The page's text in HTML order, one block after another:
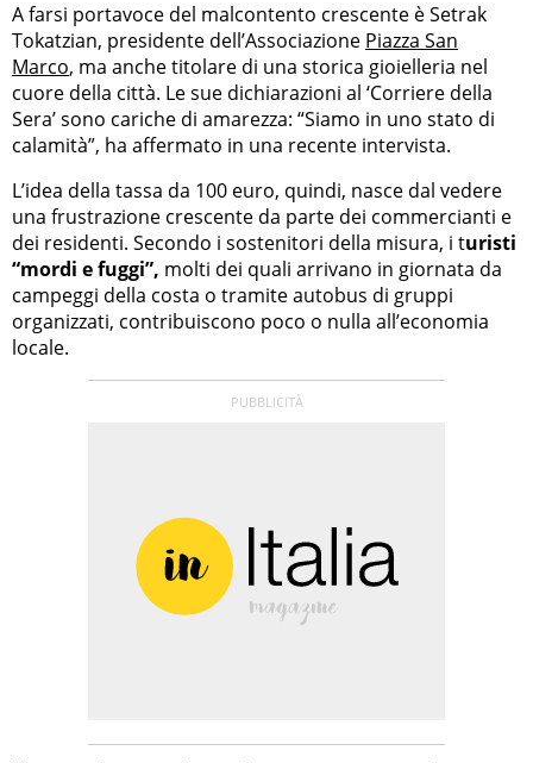
A farsi portavoce del malcontento crescente è Setrak
Tokatzian, presidente dell’Associazione Piazza San
Marco, ma anche titolare di una storica gioielleria nel
cuore della città. Le sue dichiarazioni al ‘Corriere della
Sera’ sono cariche di amarezza: “Siamo in uno stato di
calamità”, ha affermato in una recente intervista.
L’idea della tassa da 100 euro, quindi, nasce dal vedere
una frustrazione crescente da parte dei commercianti e
dei residenti. Secondo i sostenitori della misura, i turisti
“mordi e fuggi”, molti dei quali arrivano in giornata da
campeggi della costa o tramite autobus di gruppi
organizzati, contribuiscono poco o nulla all’economia
locale.